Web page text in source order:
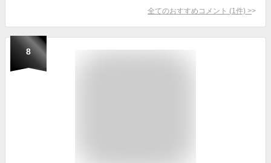
全てのおすすめコメント (1 件) >
8